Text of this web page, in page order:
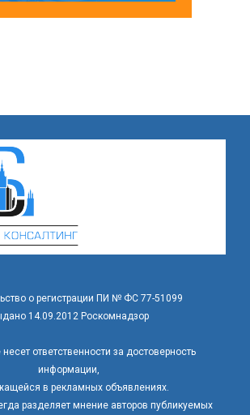
о регистрации ПИ № ФС 77-51099
14.09.2012 Роскомнадзор
ответственности за достоверность
информации,
в рекламных объявлениях.
разделяет мнение авторов публикуемых